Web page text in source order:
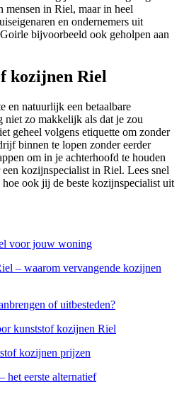
mensen in Riel, maar in heel
en ondernemers uit
bijvoorbeeld ook geholpen aan
kozijnen Riel
en natuurlijk een betaalbare
zo makkelijk als dat je zou
geheel volgens etiquette om zonder
binnen te lopen zonder eerder
om in je achterhoofd te houden
kozijnspecialist in Riel. Lees snel
ook jij de beste kozijnspecialist uit
voor jouw woning
– waarom vervangende kozijnen
of uitbesteden?
kunststof kozijnen Riel
kozijnen prijzen
het eerste alternatief